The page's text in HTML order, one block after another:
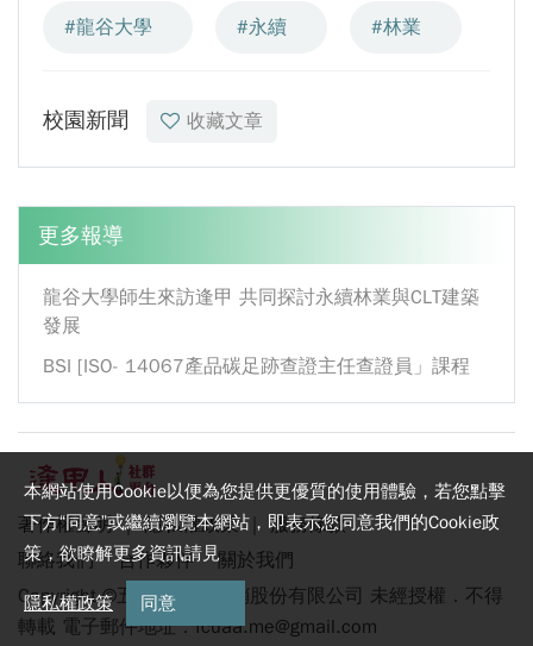
#龍谷大學 #永續 #林業
校園新聞 收藏文章
更多報導
龍谷大學師生來訪逢甲 共同探討永續林業與CLT建築
發展
BSI [ISO- 14067產品碳足跡查證主任查證員」課程
著作權聲明｜隱私權政策｜服務條款
聯絡我們
合作夥伴
關於我們
Copyright ©五九讚科技行銷股份有限公司 未經授權．不得
轉載 電子郵件地址：fcuaa.me@gmail.com
本網站使用Cookie以便為您提供更優質的使用體驗，若您點擊
下方“同意”或繼續瀏覽本網站，即表示您同意我們的Cookie政
策，欲瞭解更多資訊請見
隱私權政策 同意